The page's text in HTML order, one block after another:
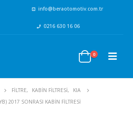
info@beraotomotiv.com.tr
0216 630 16 06
0
FİLTRE, KABİN FİLTRESİ,
KIA
2017 SONRASI KABIN FILTRESI